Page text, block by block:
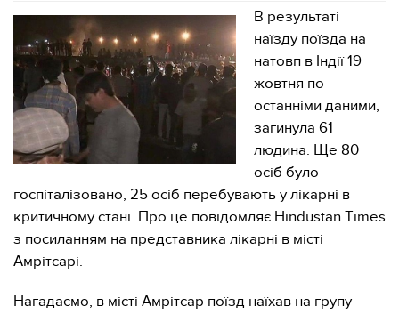
В результаті
наїзду поїзда на
натовп в Індії 19
жовтня по
останніми даними,
загинула 61
людина. Ще 80
осіб було
госпіталізовано, 25 осіб перебувають у лікарні в
критичному стані. Про це повідомляє Hindustan Times
з посиланням на представника лікарні в місті
Амрітсарі.
Нагадаємо, в місті Амрітсар поїзд наїхав на групу